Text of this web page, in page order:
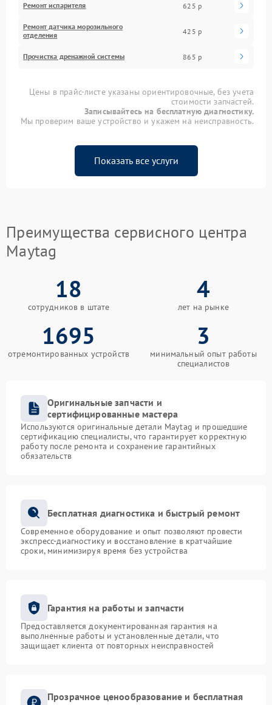
Ремонт испарителя 625 р
Ремонт датчика морозильного
отделения
425 р
Прочистка дренажной системы 865 р
Цены в прайс-листе указаны ориентировочные, без учета
стоимости запчастей.
Записывайтесь на бесплатную диагностику.
Мы проверим ваше устройство и укажем на неисправность.
Показать все услуги
Преимущества сервисного центра
Maytag
18
сотрудников в штате
4
лет на рынке
1695
отремонтированных устройств
3
минимальный опыт работы
специалистов
Оригинальные запчасти и
сертифицированные мастера
Используются оригинальные детали Maytag и прошедшие
сертификацию специалисты, что гарантирует корректную
работу после ремонта и сохранение гарантийных
обязательств
Бесплатная диагностика и быстрый ремонт
Современное оборудование и опыт позволяют провести
экспресс-диагностику и восстановление в кратчайшие
сроки, минимизируя время без устройства
Гарантия на работы и запчасти
Предоставляется документированная гарантия на
выполненные работы и установленные детали, что
защищает клиента от повторных неисправностей
Прозрачное ценообразование и бесплатная